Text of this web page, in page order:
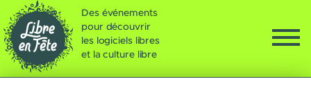
Des événements
pour découvrir
les logiciels libres
et la culture libre